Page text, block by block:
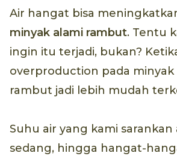
Air hangat bisa
minyak alami rambut. Tentu
ingin itu terjadi, bukan?
overproduction pada
rambut jadi lebih mudah
Suhu air yang kami sarankan
sedang, hingga hangat-